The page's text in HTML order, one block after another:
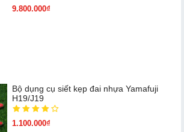
9.800.000₫
Bộ dụng cụ siết kẹp đai nhựa Yamafuji
H19/J19
1.100.000₫